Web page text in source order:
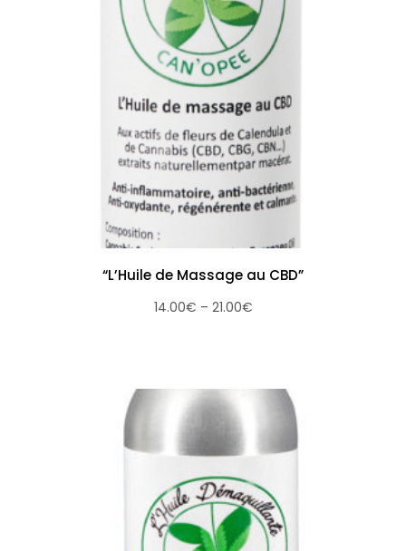
“L’Huile de Massage au CBD”
14.00€ – 21.00€